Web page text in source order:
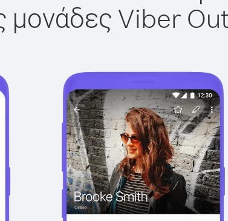
μονάδες Viber